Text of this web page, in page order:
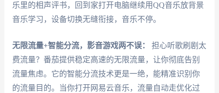
乐里的相声评书，回到家打开电脑继续用QQ音乐放背景
音乐学习，设备切换无缝衔接，音乐不停。
无限流量+智能分流，影音游戏两不误：
担心听歌刷剧太
费流量？番茄提供稳定高速的无限流量，让你彻底告别
流量焦虑。它的智能分流技术更是一绝，能精准识别你
的流量目的。当你打开网易云音乐，流量自动走优化过